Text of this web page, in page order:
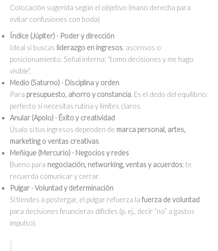
Colocación sugerida según el objetivo (mano derecha para
evitar confusiones con boda)
Índice (Júpiter) · Poder y dirección
Ideal si buscas liderazgo en ingresos, ascensos o
posicionamiento. Señal interna: “tomo decisiones y me hago
visible”.
Medio (Saturno) · Disciplina y orden
Para presupuesto, ahorro y constancia. Es el dedo del equilibrio:
perfecto si necesitas rutina y límites claros.
Anular (Apolo) · Éxito y creatividad
Úsalo si tus ingresos dependen de marca personal, artes,
marketing o ventas creativas.
Meñique (Mercurio) · Negocios y redes
Bueno para negociación, networking, ventas y acuerdos; te
recuerda comunicar y cerrar.
Pulgar · Voluntad y determinación
Si tiendes a postergar, el pulgar refuerza la fuerza de voluntad
para decisiones financieras difíciles (p. ej., decir “no” a gastos
impulso).